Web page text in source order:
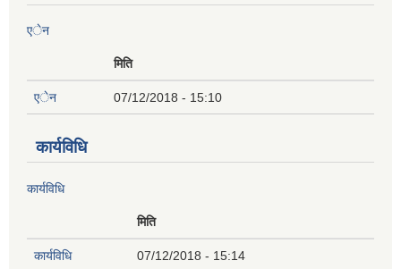
एेन
मिति
एेन 07/12/2018 - 15:10
कार्यविधि
कार्यविधि
मिति
कार्यविधि 07/12/2018 - 15:14